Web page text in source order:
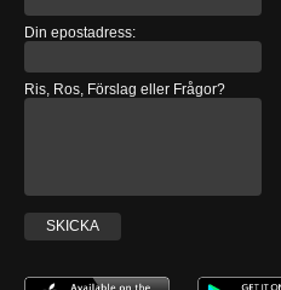
Din epostadress:
Ris, Ros, Förslag eller Frågor?
SKICKA